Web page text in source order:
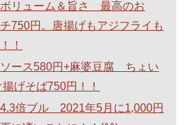
ボリューム＆旨さ 最高のお
750円。唐揚げもアジフライも
！
ソース580円+麻婆豆腐 ちょい
げそば750円！！
4.3倍ブル 2021年5月に1,000円